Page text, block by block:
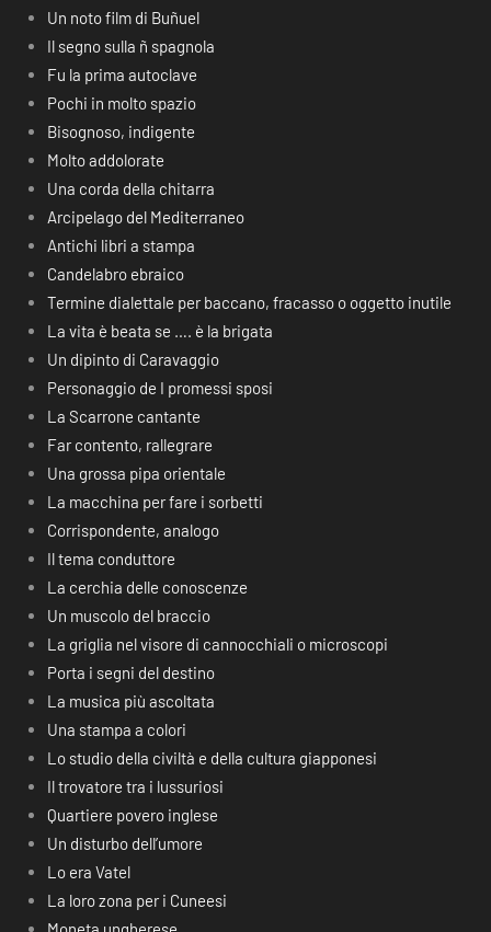
Un noto film di Buñuel
Il segno sulla ñ spagnola
Fu la prima autoclave
Pochi in molto spazio
Bisognoso, indigente
Molto addolorate
Una corda della chitarra
Arcipelago del Mediterraneo
Antichi libri a stampa
Candelabro ebraico
Termine dialettale per baccano, fracasso o oggetto inutile
La vita è beata se …. è la brigata
Un dipinto di Caravaggio
Personaggio de I promessi sposi
La Scarrone cantante
Far contento, rallegrare
Una grossa pipa orientale
La macchina per fare i sorbetti
Corrispondente, analogo
Il tema conduttore
La cerchia delle conoscenze
Un muscolo del braccio
La griglia nel visore di cannocchiali o microscopi
Porta i segni del destino
La musica più ascoltata
Una stampa a colori
Lo studio della civiltà e della cultura giapponesi
Il trovatore tra i lussuriosi
Quartiere povero inglese
Un disturbo dell’umore
Lo era Vatel
La loro zona per i Cuneesi